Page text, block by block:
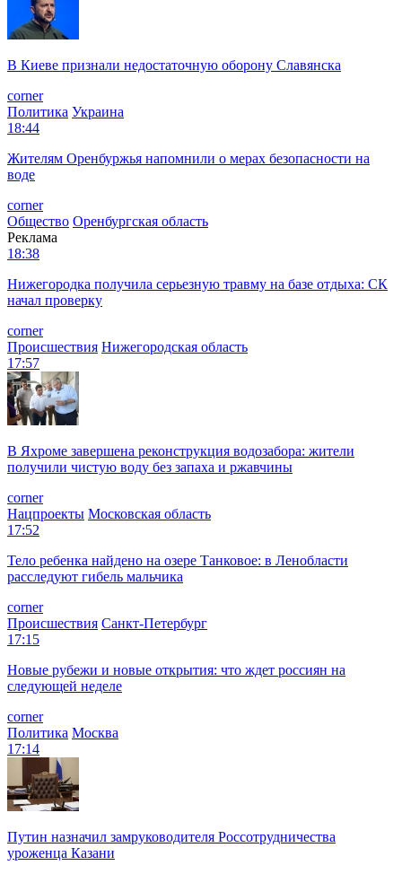
В Киеве признали недостаточную оборону Славянска
corner
Политика Украина
18:44
Жителям Оренбуржья напомнили о мерах безопасности на
воде
corner
Общество Оренбургская область
Реклама
18:38
Нижегородка получила серьезную травму на базе отдыха: СК
начал проверку
corner
Происшествия Нижегородская область
17:57
В Яхроме завершена реконструкция водозабора: жители
получили чистую воду без запаха и ржавчины
corner
Нацпроекты Московская область
17:52
Тело ребенка найдено на озере Танковое: в Ленобласти
расследуют гибель мальчика
corner
Происшествия Санкт-Петербург
17:15
Новые рубежи и новые открытия: что ждет россиян на
следующей неделе
corner
Политика Москва
17:14
Путин назначил замруководителя Россотрудничества
уроженца Казани